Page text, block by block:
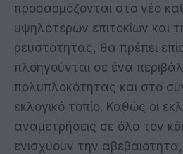
προσαρμόζονται στο νέο
υψηλότερων επιτοκίων και
ρευστότητας, θα πρέπει
πλοηγούνται σε ένα
πολυπλοκότητας και στο
εκλογικό τοπίο. Καθώς οι
αναμετρήσεις σε όλο τον
ενισχύουν την αβεβαιότητα,